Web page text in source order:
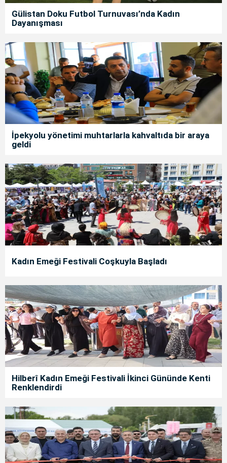
Gülistan Doku Futbol Turnuvası’nda Kadın
Dayanışması
İpekyolu yönetimi muhtarlarla kahvaltıda bir araya
geldi
Kadın Emeği Festivali Coşkuyla Başladı
Hilberî Kadın Emeği Festivali İkinci Gününde Kenti
Renklendirdi